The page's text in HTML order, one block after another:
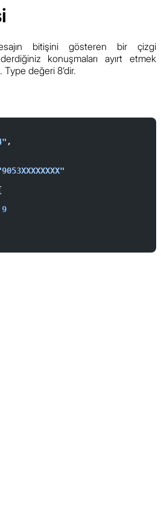
bitişini gösteren bir çizgi
konuşmaları ayırt etmek
değeri 8’dir.
,
9